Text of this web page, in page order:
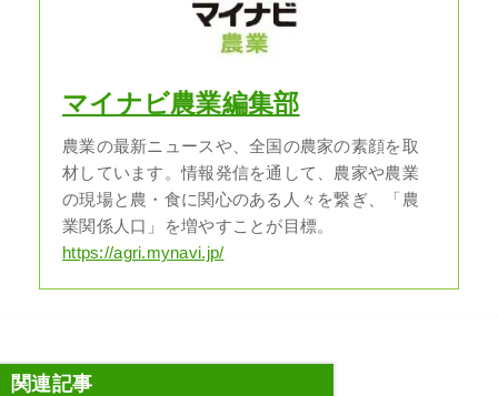
マイナビ農業編集部
農業の最新ニュースや、全国の農家の素顔を取
材しています。情報発信を通して、農家や農業
の現場と農・食に関心のある人々を繋ぎ、「農
業関係人口」を増やすことが目標。
https://agri.mynavi.jp/
関連記事